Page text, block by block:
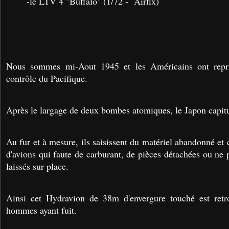
Nous sommes mi-Aout 1945 et les Américains ont
contrôle du Pacifique.
Après le largage de deux bombes atomiques, le Japon
Au fur et à mesure, ils saisissent du matériel abandonné et
d'avions qui faute de carburant, de pièces détachées ou
laissés sur place.
Ainsi cet Hydravion de 38m d'envergure touché est
hommes ayant fuit.